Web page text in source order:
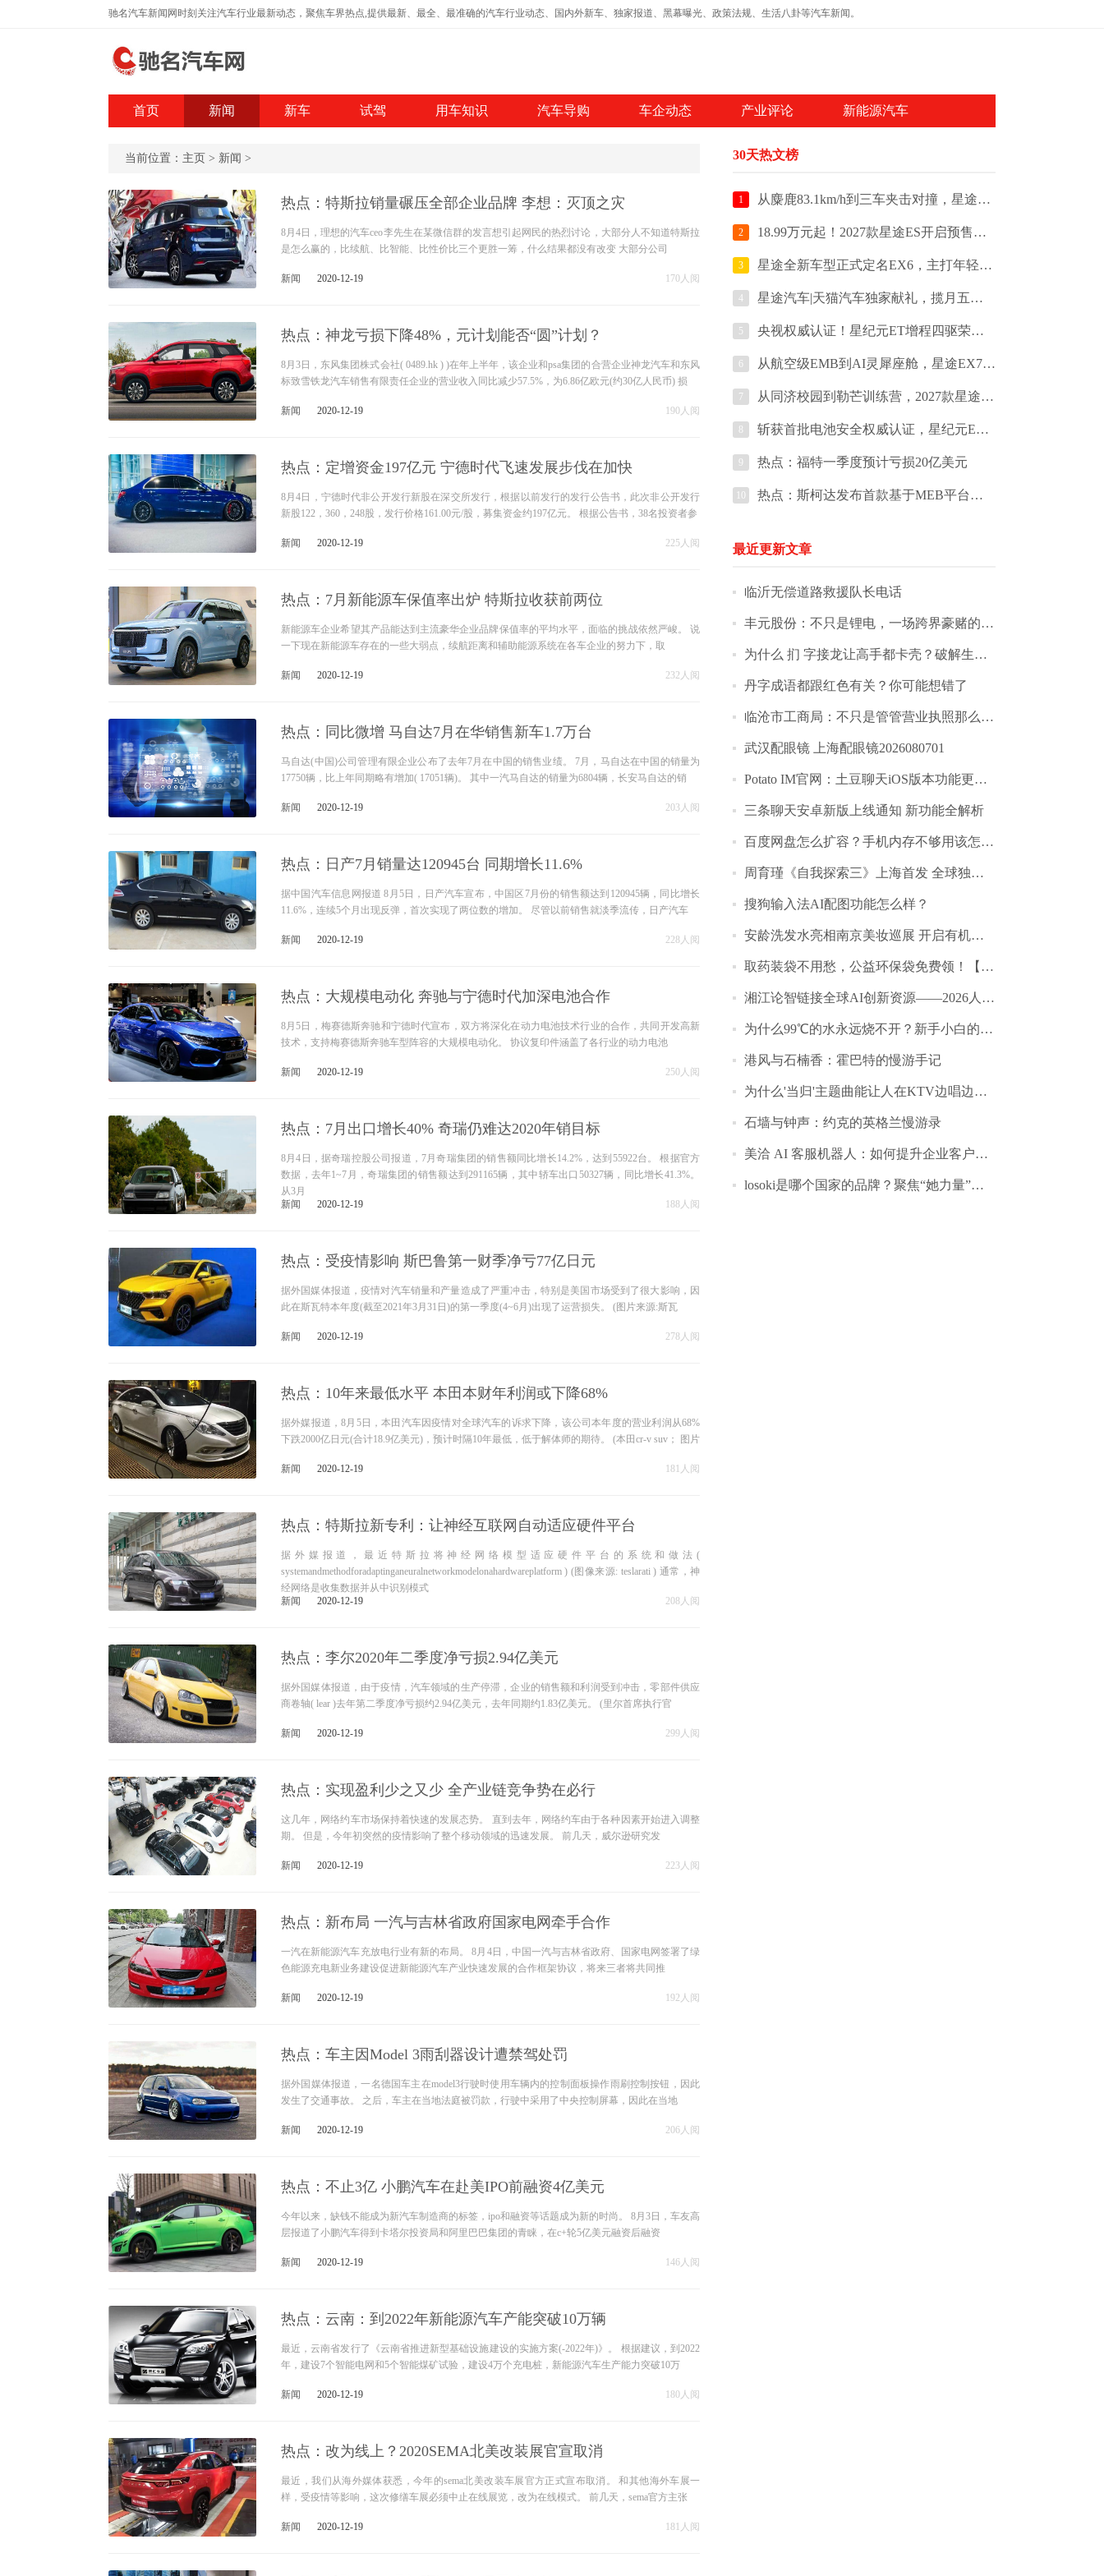
驰名汽车新闻网时刻关注汽车行业最新动态，聚焦车界热点,提供最新、最全、最准确的汽车行业动态、国内外新车、独家报道、黑幕曝光、政策法规、生活八卦等汽车新闻。
首页 新闻 新车 试驾 用车知识 汽车导购 车企动态 产业评论 新能源汽车
当前位置： 主页 > 新闻 >
热点：特斯拉销量碾压全部企业品牌 李想：灭顶之灾
8月4日，理想的汽车ceo李先生在某微信群的发言想引起网民的热烈讨论，大部分人不知道特斯拉
是怎么赢的，比续航、比智能、比性价比三个更胜一筹，什么结果都没有改变 大部分公司
新闻 2020-12-19 170人阅
热点：神龙亏损下降48%，元计划能否“圆”计划？
8月3日，东风集团株式会社( 0489.hk ) )在年上半年，该企业和psa集团的合营企业神龙汽车和东风
标致雪铁龙汽车销售有限责任企业的营业收入同比减少57.5%，为6.86亿欧元(约30亿人民币) 损
新闻 2020-12-19 190人阅
热点：定增资金197亿元 宁德时代飞速发展步伐在加快
8月4日，宁德时代非公开发行新股在深交所发行，根据以前发行的发行公告书，此次非公开发行
新股122，360，248股，发行价格161.00元/股，募集资金约197亿元。 根据公告书，38名投资者参
新闻 2020-12-19 225人阅
热点：7月新能源车保值率出炉 特斯拉收获前两位
新能源车企业希望其产品能达到主流豪华企业品牌保值率的平均水平，面临的挑战依然严峻。 说
一下现在新能源车存在的一些大弱点，续航距离和辅助能源系统在各车企业的努力下，取
新闻 2020-12-19 232人阅
热点：同比微增 马自达7月在华销售新车1.7万台
马自达(中国)公司管理有限企业公布了去年7月在中国的销售业绩。 7月，马自达在中国的销量为
17750辆，比上年同期略有增加( 17051辆)。 其中一汽马自达的销量为6804辆，长安马自达的销
新闻 2020-12-19 203人阅
热点：日产7月销量达120945台 同期增长11.6%
据中国汽车信息网报道 8月5日，日产汽车宣布，中国区7月份的销售额达到120945辆，同比增长
11.6%，连续5个月出现反弹，首次实现了两位数的增加。 尽管以前销售就淡季流传，日产汽车
新闻 2020-12-19 228人阅
热点：大规模电动化 奔驰与宁德时代加深电池合作
8月5日，梅赛德斯奔驰和宁德时代宣布，双方将深化在动力电池技术行业的合作，共同开发高新
技术，支持梅赛德斯奔驰车型阵容的大规模电动化。 协议复印件涵盖了各行业的动力电池
新闻 2020-12-19 250人阅
热点：7月出口增长40% 奇瑞仍难达2020年销目标
8月4日，据奇瑞控股公司报道，7月奇瑞集团的销售额同比增长14.2%，达到55922台。 根据官方
数据，去年1~7月，奇瑞集团的销售额达到291165辆，其中轿车出口50327辆，同比增长41.3%。
从3月
新闻
2020-12-19 188人阅
热点：受疫情影响 斯巴鲁第一财季净亏77亿日元
据外国媒体报道，疫情对汽车销量和产量造成了严重冲击，特别是美国市场受到了很大影响，因
此在斯瓦特本年度(截至2021年3月31日)的第一季度(4~6月)出现了运营损失。 (图片来源:斯瓦
新闻 2020-12-19 278人阅
热点：10年来最低水平 本田本财年利润或下降68%
据外媒报道，8月5日，本田汽车因疫情对全球汽车的诉求下降，该公司本年度的营业利润从68%
下跌2000亿日元(合计18.9亿美元)，预计时隔10年最低，低于解体师的期待。 (本田cr-v suv； 图片
新闻 2020-12-19 181人阅
热点：特斯拉新专利：让神经互联网自动适应硬件平台
据外媒报道，最近特斯拉将神经网络模型适应硬件平台的系统和做法(
systemandmethodforadaptinganeuralnetworkmodelonahardwareplatform ) (图像来源: teslarati ) 通常，神
经网络是收集数据并从中识别模式
新闻
2020-12-19 208人阅
热点：李尔2020年二季度净亏损2.94亿美元
据外国媒体报道，由于疫情，汽车领域的生产停滞，企业的销售额和利润受到冲击，零部件供应
商卷轴( lear )去年第二季度净亏损约2.94亿美元，去年同期约1.83亿美元。 (里尔首席执行官
新闻 2020-12-19 299人阅
热点：实现盈利少之又少 全产业链竞争势在必行
这几年，网络约车市场保持着快速的发展态势。 直到去年，网络约车由于各种因素开始进入调整
期。 但是，今年初突然的疫情影响了整个移动领域的迅速发展。 前几天，威尔逊研究发
新闻 2020-12-19 223人阅
热点：新布局 一汽与吉林省政府国家电网牵手合作
一汽在新能源汽车充放电行业有新的布局。 8月4日，中国一汽与吉林省政府、国家电网签署了绿
色能源充电新业务建设促进新能源汽车产业快速发展的合作框架协议，将来三者将共同推
新闻 2020-12-19 192人阅
热点：车主因Model 3雨刮器设计遭禁驾处罚
据外国媒体报道，一名德国车主在model3行驶时使用车辆内的控制面板操作雨刷控制按钮，因此
发生了交通事故。 之后，车主在当地法庭被罚款，行驶中采用了中央控制屏幕，因此在当地
新闻 2020-12-19 206人阅
热点：不止3亿 小鹏汽车在赴美IPO前融资4亿美元
今年以来，缺钱不能成为新汽车制造商的标签，ipo和融资等话题成为新的时尚。 8月3日，车友高
层报道了小鹏汽车得到卡塔尔投资局和阿里巴巴集团的青睐，在c+轮5亿美元融资后融资
新闻 2020-12-19 146人阅
热点：云南：到2022年新能源汽车产能突破10万辆
最近，云南省发行了《云南省推进新型基础设施建设的实施方案(-2022年)》。 根据建议，到2022
年，建设7个智能电网和5个智能煤矿试验，建设4万个充电桩，新能源汽车生产能力突破10万
新闻 2020-12-19 180人阅
热点：改为线上？2020SEMA北美改装展官宣取消
最近，我们从海外媒体获悉，今年的sema北美改装车展官方正式宣布取消。 和其他海外车展一
样，受疫情等影响，这次修缮车展必须中止在线展览，改为在线模式。 前几天，sema官方主张
新闻 2020-12-19 181人阅
30天热文榜
1 从麋鹿83.1km/h到三车夹击对撞，星途ES的“赛级民用”不是营销话术
2 18.99万元起！2027款星途ES开启预售，定义“赛级民用，操控之王”
3 星途全新车型正式定名EX6，主打年轻操控，预计2026年三季度上市
4 星途汽车|天猫汽车独家献礼，揽月五周年限定版159900元起
5 央视权威认证！星纪元ET增程四驱荣获第五届《汽车风云盛典》“2024风云车”大
6 从航空级EMB到AI灵犀座舱，星途EX7以硬核技术开启盲订
7 从同济校园到勒芒训练营，2027款星途ES上市即宣告中国性能豪华新力量
斩获首批电池安全权威认证，星纪元ES定义纯电出行安全新高度
9 热点：福特一季度预计亏损20亿美元
热点：斯柯达发布首款基于MEB平台的纯电SUV
最近更新文章
临沂无偿道路救援队长电话
丰元股份：不只是锂电，一场跨界豪赌的背后
为什么 扪 字接龙让高手都卡壳？破解生僻字接龙的三重密码
丹字成语都跟红色有关？你可能想错了
临沧市工商局：不只是管管营业执照那么简单
武汉配眼镜 上海配眼镜2026080701
Potato IM官网：土豆聊天iOS版本功能更新日志详解
三条聊天安卓新版上线通知 新功能全解析
百度网盘怎么扩容？手机内存不够用该怎么办?
周育瑾《自我探索三》上海首发 全球独家香氛画作“生命的十二道光”开启多
搜狗输入法AI配图功能怎么样？
安龄洗发水亮相南京美妆巡展 开启有机洗护新篇章
取药装袋不用愁，公益环保袋免费领！【石家庄以岭药业股份有限公司】联合医
湘江论智链接全球AI创新资源——2026人工智能国际研讨会暨OPC双创大赛颁奖典礼
为什么99℃的水永远烧不开？新手小白的生存启示录
港风与石楠香：霍巴特的慢游手记
为什么'当归'主题曲能让人在KTV边唱边哭？
石墙与钟声：约克的英格兰慢游录
美洽 AI 客服机器人：如何提升企业客户服务效率
losoki是哪个国家的品牌？聚焦“她力量”，国际品牌的本土化深耕